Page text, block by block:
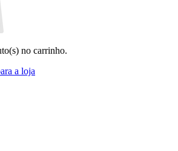
no carrinho.
a loja